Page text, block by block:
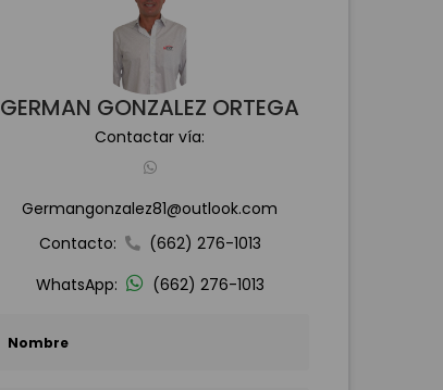
GERMAN GONZALEZ ORTEGA
Contactar vía:
Germangonzalez81@outlook.com
Contacto:
(662) 276-1013
WhatsApp:
(662) 276-1013